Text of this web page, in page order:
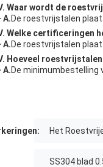
Waar wordt de
A.De roestvrijstalen plaat
Welke certificeringen
A.De roestvrijstalen
Hoeveel
A.De minimumbestelling
Het
SS304 blad